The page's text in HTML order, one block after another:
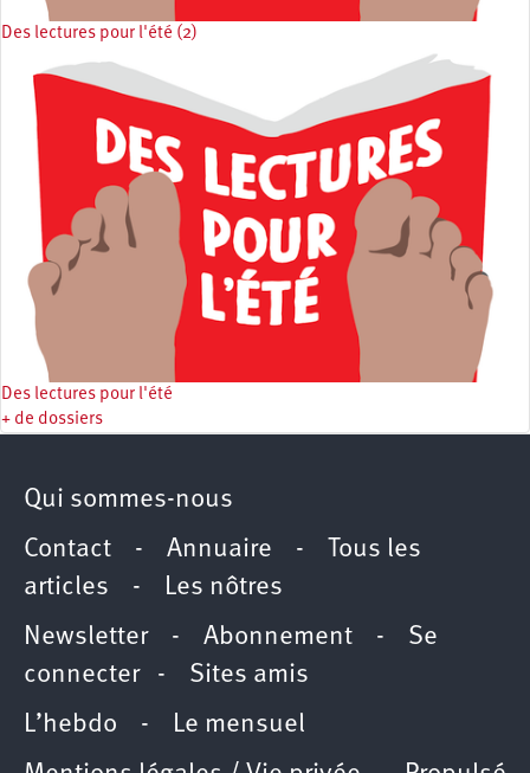
Des lectures pour l'été (2)
Des lectures pour l'été
+ de dossiers
Qui sommes-nous
Contact - Annuaire -
Tous les
articles - Les nôtres
Newsletter- Abonnement - Se
connecter- Sites amis
L’hebdo - Le mensuel